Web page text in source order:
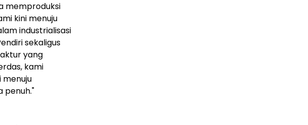
memproduksi
kini menuju
industrialisasi
sekaligus
yang
kami
penuh."